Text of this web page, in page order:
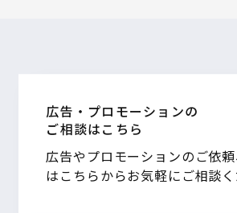
広告・プロモーションの
ご相談はこちら
広告やプロモーションのご依
はこちらからお気軽にご相談く